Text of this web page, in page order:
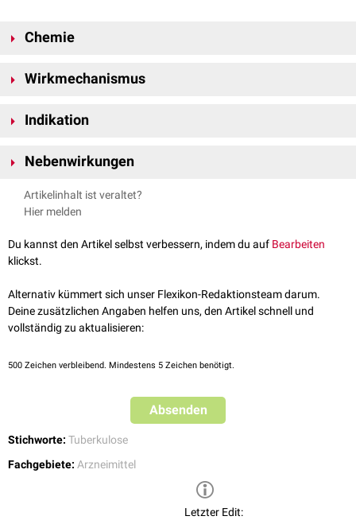
Chemie
Wirkmechanismus
eine
bakterizideWirkung, in dem es bei
Indikation
pulmonalenundextrapulmonalen
kombiniert. Zusätzlich wird es bei modifizierten Therapieregimes der
Lepraverwendet.
Nebenwirkungen
Nebenwirkungen
zählen unter anderem:
Bauchschmerzen
Erbrechen,Übelkeit
Leberentzündungen
Schilddrüsenunterfunktion
Artikelinhalt ist veraltet?
Hier melden
Du kannst den Artikel selbst verbessern, indem du auf Bearbeiten
klickst.
Alternativ kümmert sich unser Flexikon-Redaktionsteam darum.
Deine zusätzlichen Angaben helfen uns, den Artikel schnell und
vollständig zu aktualisieren:
500 Zeichen verbleibend. Mindestens 5 Zeichen benötigt.
Absenden
Stichworte: Tuberkulose
Fachgebiete: Arzneimittel
Letzter Edit: